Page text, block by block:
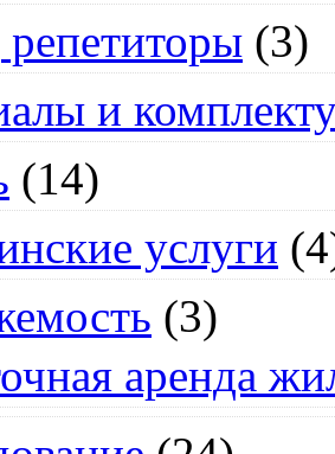
(3)
и
(14)
услуги
(3)
аренда